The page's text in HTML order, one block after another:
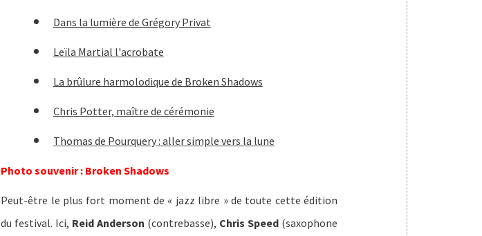
Dans la lumière de Grégory Privat
Leïla Martial l'acrobate
La brûlure harmolodique de Broken Shadows
Chris Potter, maître de cérémonie
Thomas de Pourquery : aller simple vers la lune
Photo souvenir : Broken Shadows
Peut-être le plus fort moment de « jazz libre » de toute cette édition
du festival. Ici, Reid Anderson (contrebasse), Chris Speed (saxophone